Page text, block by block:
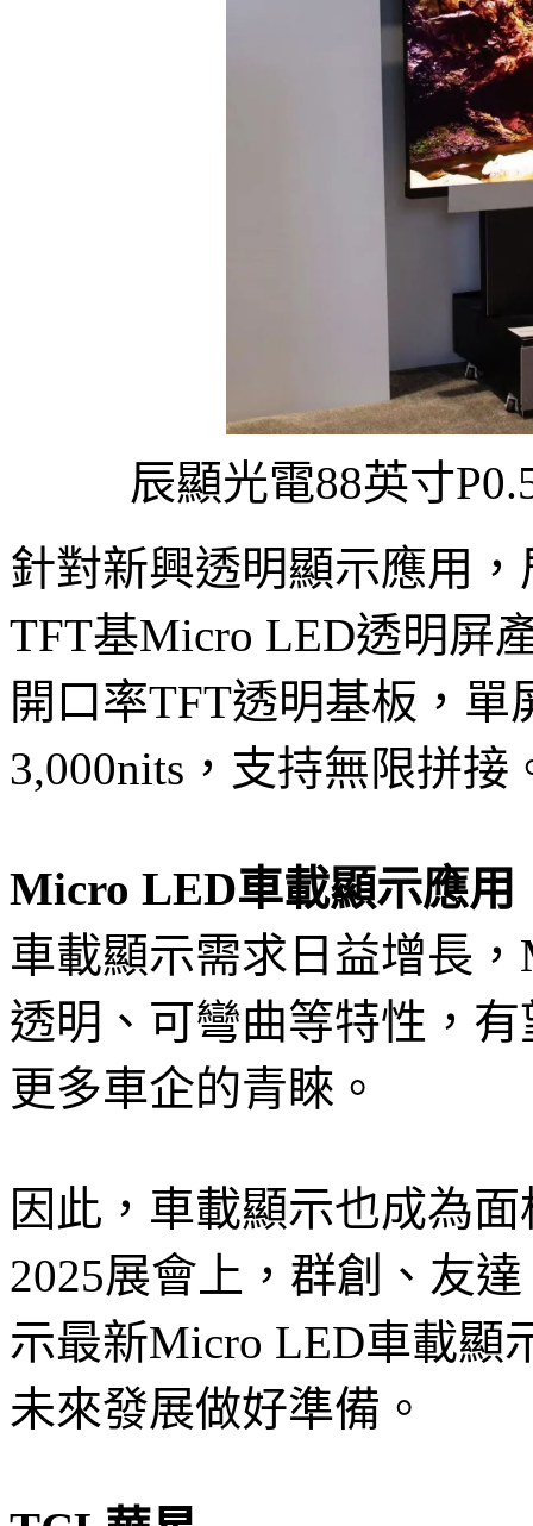
辰顯光電88英寸
針對新興透明顯示應用
TFT基Micro LED透明屏
開口率TFT透明基板，單
3,000nits，支持無限拼接
Micro LED車載顯示應用
車載顯示需求日益增長
透明、可彎曲等特性，
更多車企的青睞。
因此，車載顯示也成為
2025展會上，群創、友
示最新Micro LED車載顯
未來發展做好準備。